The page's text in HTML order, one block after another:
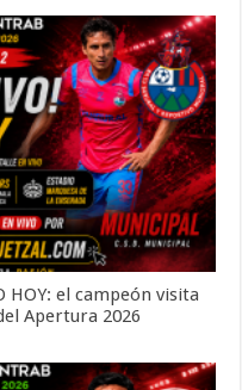
HOY: el campeón visita
Apertura 2026